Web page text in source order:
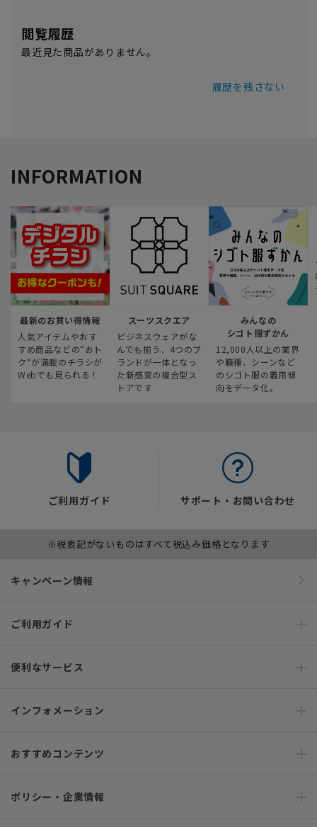
閲覧履歴
最近見た商品がありません。
履歴を残さない
INFORMATION
最新のお買い得情報
人気アイテムやおす
すめ商品などの“おト
ク“が満載のチラシが
Webでも見られる！
スーツスクエア
ビジネスウェアがな
んでも揃う、4つのブ
ランドが一体となっ
た新感覚の複合型ス
トアです
みんなの
シゴト服ずかん
12,000人以上の業界
や職種、シーンなど
のシゴト服の着用傾
向をデータ化。
ご利用ガイド サポート・お問い合わせ
※税表記がないものはすべて税込み価格となります
キャンペーン情報
ご利用ガイド
便利なサービス
インフォメーション
おすすめコンテンツ
ポリシー・企業情報